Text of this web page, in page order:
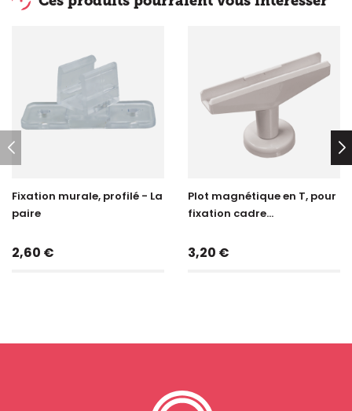
Fixation murale, profilé - La
paire
Prix
2,60 €
Plot magnétique en T, pour
fixation cadre...
Prix
3,20 €